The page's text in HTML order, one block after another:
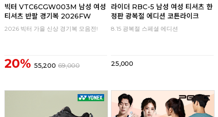
빅터 VTC6CGW003M 남성 여성
티셔츠 반팔 경기복 2026FW
2026 빅터 가을 신상 경기복 모음전!
20% 55,200 69,000
라이더 RBC-5 남성 여성 티셔츠 한
정판 광복절 에디션 코튼라이크
8.15 광복절 스페셜 에디션
25,000